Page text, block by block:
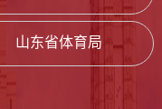
山东省体育局